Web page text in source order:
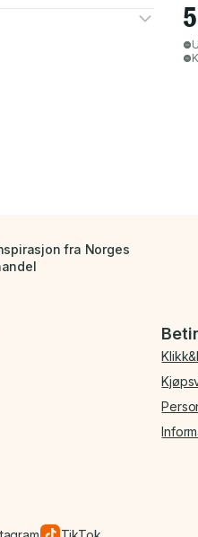
fra Norges